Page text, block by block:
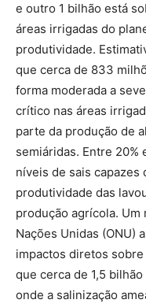
e outro 1 bilhão está
áreas irrigadas do
produtividade.
que cerca de 833
forma moderada a
crítico nas áreas
parte da produção de
semiáridas. Entre 20%
níveis de sais
produtividade das
produção agrícola. Um
Nações Unidas (ONU)
impactos diretos
que cerca de 1,5
onde a salinização